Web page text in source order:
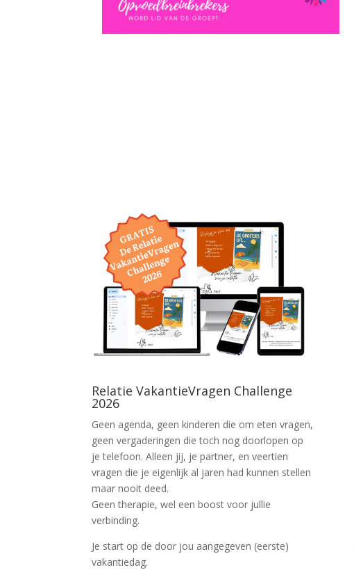
Relatie VakantieVragen Challenge
2026
Geen agenda, geen kinderen die om eten vragen,
geen vergaderingen die toch nog doorlopen op
je telefoon. Alleen jij, je partner, en veertien
vragen die je eigenlijk al jaren had kunnen stellen
maar nooit deed.
Geen therapie, wel een boost voor jullie
verbinding.
Je start op de door jou aangegeven (eerste)
vakantiedag.